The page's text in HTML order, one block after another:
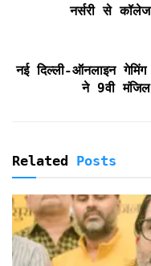
p
नर्सरी से
नई दिल्ली-ऑनलाइन
ने 9वी
Related Posts